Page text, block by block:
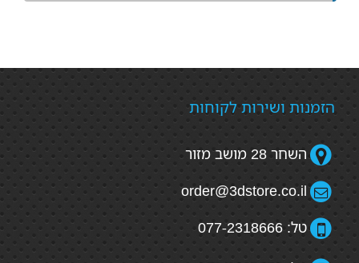
הזמנות ושירות לקוחות
השחר 28 מושב מזור
order@3dstore.co.il
טל: 077-2318666